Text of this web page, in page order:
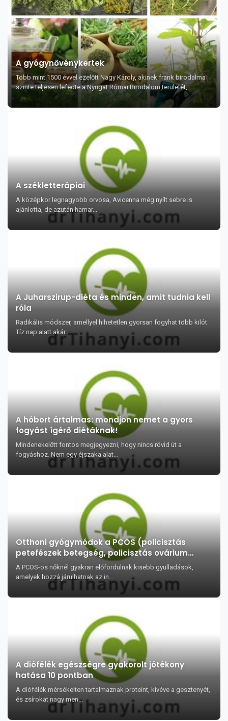
A gyógynövénykertek
Több mint 1500 évvel ezelőtt Nagy Károly, akinek frank birodalma
szinte teljesen lefedte a Nyugat Római Birodalom területét,
rendelet alkotott, miszer...
A székletterápiai
A középkor legnagyobb orvosa, Avicenna még nyílt sebre is
ajánlotta, de azután hamar...
A Juharszirup-diéta és minden, amit tudnia kell
róla
Radikális módszer, amellyel hihetetlen gyorsan fogyhat több kilót.
Tíz nap alatt akár...
A hóbort ártalmas: mondjon nemet a gyors
fogyást ígérő diétáknak!
Mindenekelőtt fontos megjegyezni, hogy nincs rövid út a
fogyáshoz. Nem egy éjszaka alat...
Otthoni gyógymódok a PCOS (policisztás
petefészek betegség, policisztás ovárium
szindróma) kezelésében
A PCOS-os nőknél gyakran előfordulnak kisebb gyulladások,
amelyek hozzá járulhatnak az in...
A diófélék egészségre gyakorolt jótékony
hatása 10 pontban
A diófélék mérsékelten tartalmaznak proteint, kivéve a gesztenyét,
és zsírokat nagy men...